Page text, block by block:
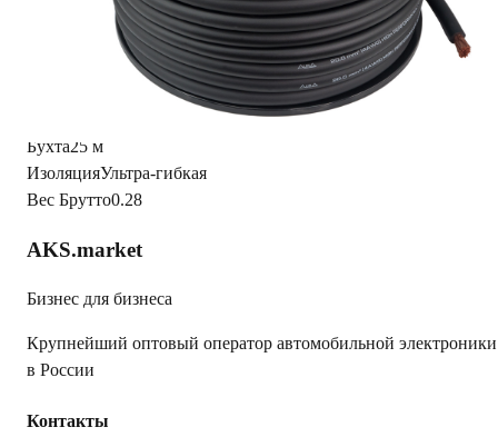
2/0/7/e/
Сечение (калибр)4GA (20 мм2)
OFC (медь)
Бухта25 м
ИзоляцияУльтра-гибкая
Вес Брутто0.28
AKS.market
Бизнес для бизнеса
Крупнейший оптовый оператор автомобильной электроники
в России
Контакты